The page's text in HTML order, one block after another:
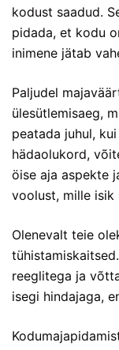
kodust saadud.
pidada, et kodu
inimene jätab
Paljudel
ülesütlemisaeg,
peatada juhul,
hädaolukord,
öise aja aspekte
voolust, mille isik
Olenevalt teie
reeglitega ja
isegi hindajaga,